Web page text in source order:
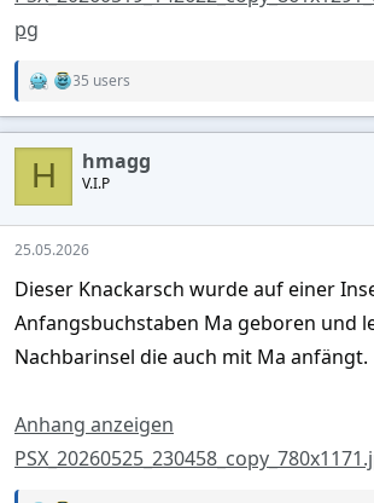
pg
R
c
o
n
s
:
35 users
H hmagg
V.I.P
25.05.2026
Dieser Knackarsch wurde auf einer
Anfangsbuchstaben Ma geboren und
Nachbarinsel die auch mit Ma anfängt.
Anhang anzeigen